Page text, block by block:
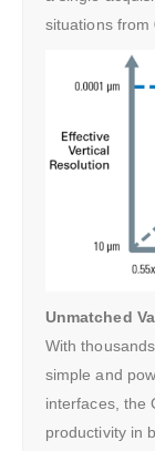
situations from
Unmatched
With
simple and
interfaces, the
productivity in